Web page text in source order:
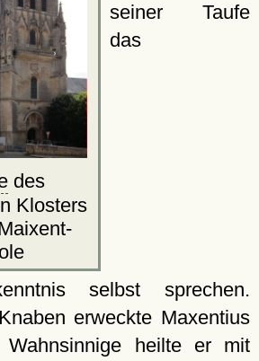
des
Klosters
seiner Taufe
das
selbst sprechen.
erweckte Maxentius
Wahnsinnige heilte er mit